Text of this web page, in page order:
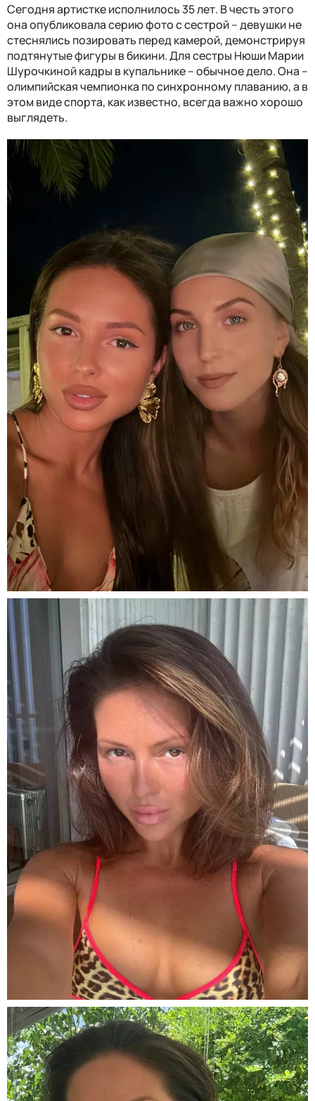
Сегодня артистке исполнилось 35 лет. В честь этого
она опубликовала серию фото с сестрой – девушки не
стеснялись позировать перед камерой, демонстрируя
подтянутые фигуры в бикини. Для сестры Нюши Марии
Шурочкиной кадры в купальнике – обычное дело. Она –
олимпийская чемпионка по синхронному плаванию, а в
этом виде спорта, как известно, всегда важно хорошо
выглядеть.